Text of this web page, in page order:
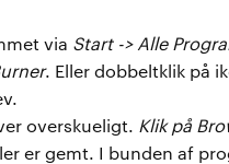
via Start -> Alle
. Eller dobbeltklik på
overskueligt. Klik på
er gemt. I bunden af